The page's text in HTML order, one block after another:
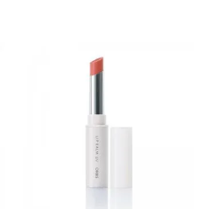
ラスできます。アイラインを描いた
後に、後ろに付いているチップでま
ぱっちりと際立つナチュラルな目元
く、美しい仕上がりを長時間キー
プ。目元ケア成分(*)で目元の負担も
軽減します。※中身を取り替えられ
るリフィルをご用意しています。*